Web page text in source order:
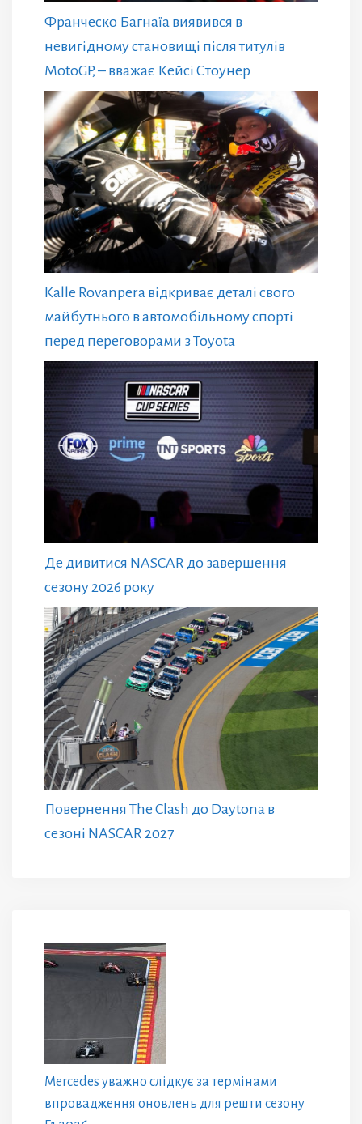
Франческо Багнаїа виявився в
невигідному становищі після титулів
MotoGP, – вважає Кейсі Стоунер
Kalle Rovanpera відкриває деталі свого
майбутнього в автомобільному спорті
перед переговорами з Toyota
Де дивитися NASCAR до завершення
сезону 2026 року
Повернення The Clash до Daytona в
сезоні NASCAR 2027
Mercedes уважно слідкує за термінами
впровадження оновлень для решти сезону